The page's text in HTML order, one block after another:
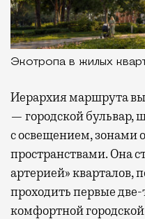
Экотропа в жилых
Иерархия маршрута
— городской бульвар,
с освещением, зонами
пространствами. Она
артерией» кварталов,
проходить первые
комфортной